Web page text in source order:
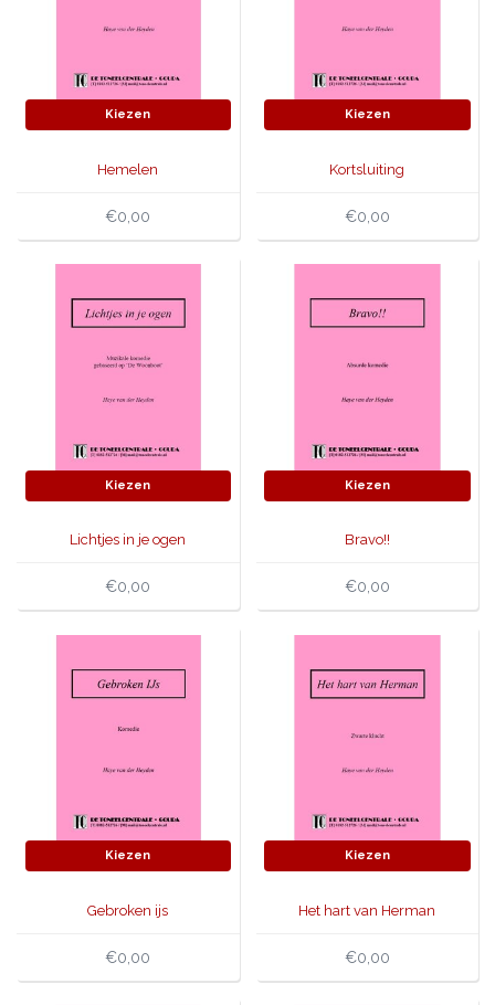
Kiezen
Hemelen
€0,00
Kiezen
Kortsluiting
€0,00
Kiezen
Lichtjes in je ogen
€0,00
Kiezen
Bravo!!
€0,00
Kiezen
Gebroken ijs
€0,00
Kiezen
Het hart van Herman
€0,00